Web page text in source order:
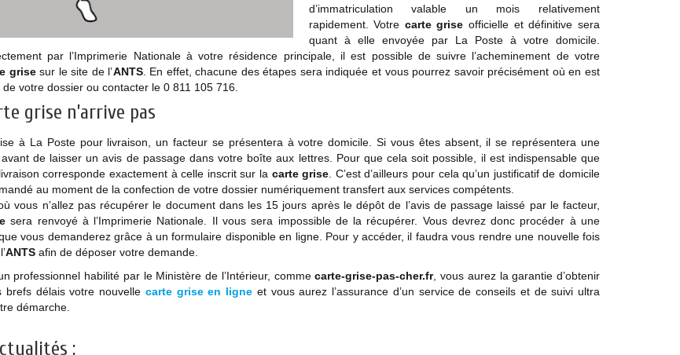
d’immatriculation valable un mois relativement
rapidement. Votre carte grise officielle et définitive sera
quant à elle envoyée par La Poste à votre domicile.
par l’Imprimerie Nationale à votre résidence principale, il est possible de suivre l’acheminement de votre
grisesur le site de l’ANTS. En effet, chacune des étapes sera indiquée et vous pourrez savoir précisément où en est
de votre dossier ou contacter le 0 811 105 716.
grise n’arrive pas
à La Poste pour livraison, un facteur se présentera à votre domicile. Si vous êtes absent, il se représentera une
de laisser un avis de passage dans votre boîte aux lettres. Pour que cela soit possible, il est indispensable que
corresponde exactement à celle inscrit sur la carte grise . C’est d’ailleurs pour cela qu’un justificatif de domicile
au moment de la confection de votre dossier numériquement transfert aux services compétents.
vous n’allez pas récupérer le document dans les 15 jours après le dépôt de l’avis de passage laissé par le facteur,
sera renvoyé à l’Imprimerie Nationale. Il vous sera impossible de la récupérer. Vous devrez donc procéder à une
vous demanderez grâce à un formulaire disponible en ligne. Pour y accéder, il faudra vous rendre une nouvelle fois
ANTSafin de déposer votre demande.
professionnel habilité par le Ministère de l’Intérieur, commecarte-grise-pas-cher.fr, vous aurez la garantie d’obtenir
brefs délais votre nouvelle carte grise en ligne et vous aurez l’assurance d’un service de conseils et de suivi ultra
démarche.
: